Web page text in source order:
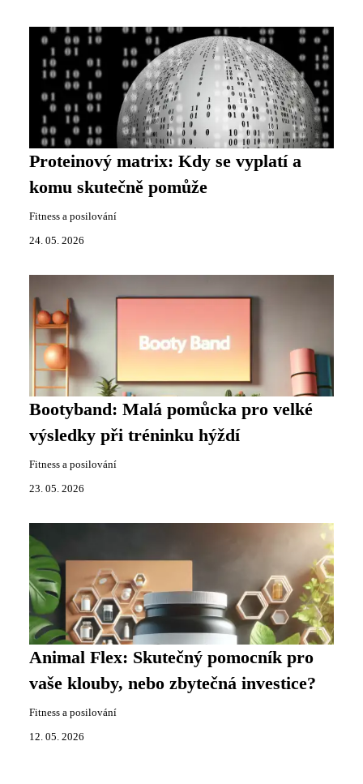
Proteinový matrix: Kdy se vyplatí a
komu skutečně pomůže
Fitness a posilování
24. 05. 2026
Bootyband: Malá pomůcka pro velké
výsledky při tréninku hýždí
Fitness a posilování
23. 05. 2026
Animal Flex: Skutečný pomocník pro
vaše klouby, nebo zbytečná investice?
Fitness a posilování
12. 05. 2026